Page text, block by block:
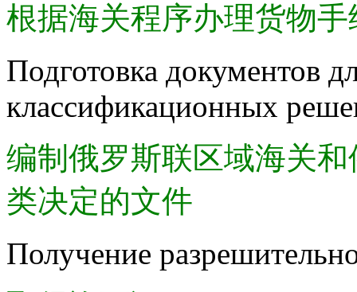
根据海关程序办理货物手
Подготовка документов
классификационных
编制俄罗斯联区域海关
类决定的文件
Получение